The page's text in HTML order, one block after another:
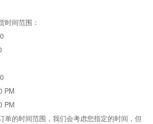
时间范围：
PM
PM
单的时间范围，我们会考虑您指定的时间，但